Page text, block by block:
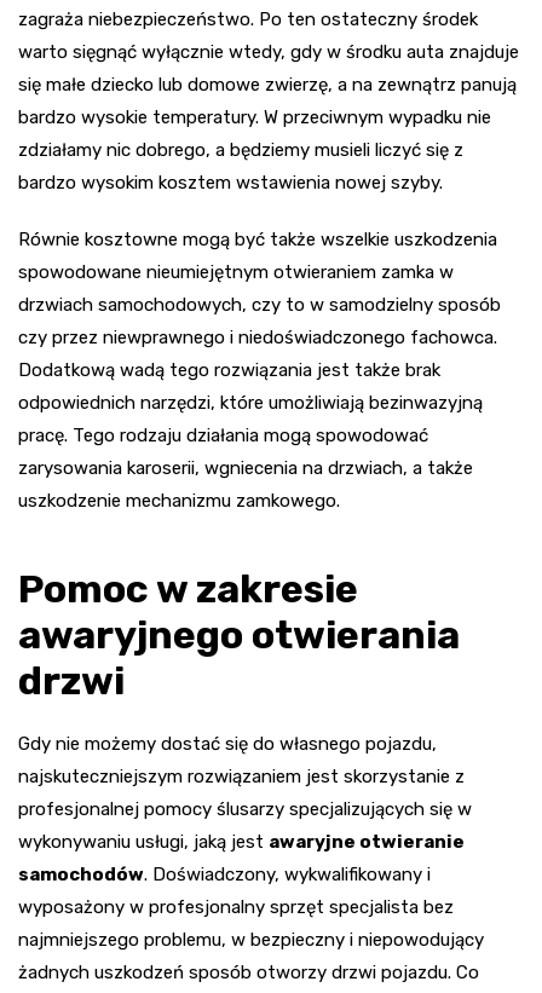
zagraża niebezpieczeństwo. Po ten ostateczny środek
warto sięgnąć wyłącznie wtedy, gdy w środku auta znajduje
się małe dziecko lub domowe zwierzę, a na zewnątrz panują
bardzo wysokie temperatury. W przeciwnym wypadku nie
zdziałamy nic dobrego, a będziemy musieli liczyć się z
bardzo wysokim kosztem wstawienia nowej szyby.
Równie kosztowne mogą być także wszelkie uszkodzenia
spowodowane nieumiejętnym otwieraniem zamka w
drzwiach samochodowych, czy to w samodzielny sposób
czy przez niewprawnego i niedoświadczonego fachowca.
Dodatkową wadą tego rozwiązania jest także brak
odpowiednich narzędzi, które umożliwiają bezinwazyjną
pracę. Tego rodzaju działania mogą spowodować
zarysowania karoserii, wgniecenia na drzwiach, a także
uszkodzenie mechanizmu zamkowego.
Pomoc w zakresie
awaryjnego otwierania
drzwi
Gdy nie możemy dostać się do własnego pojazdu,
najskuteczniejszym rozwiązaniem jest skorzystanie z
profesjonalnej pomocy ślusarzy specjalizujących się w
wykonywaniu usługi, jaką jest awaryjne otwieranie
samochodów. Doświadczony, wykwalifikowany i
wyposażony w profesjonalny sprzęt specjalista bez
najmniejszego problemu, w bezpieczny i niepowodujący
żadnych uszkodzeń sposób otworzy drzwi pojazdu. Co